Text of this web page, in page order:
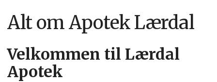
Alt om Apotek Lærdal
Velkommen til Lærdal
Apotek